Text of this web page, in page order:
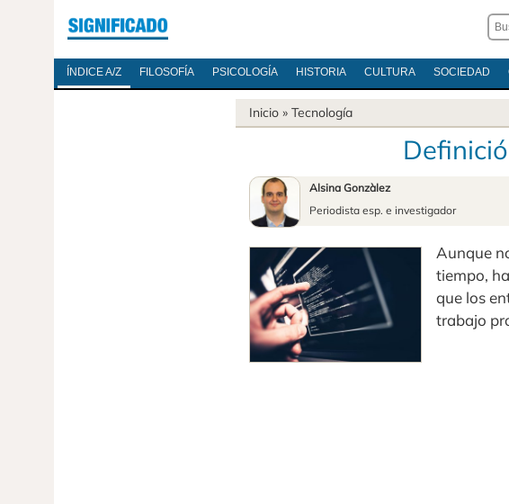
ÍNDICE A/Z FILOSOFÍA PSICOLOGÍA HISTORIA CULTURA SOCIEDAD
Inicio » Tecnología
Alsina Gonzàlez
Periodista esp. e investigador
Aunque
tiempo,
que los
trabajo